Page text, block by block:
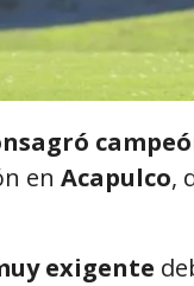
en Acapulco,
exigente